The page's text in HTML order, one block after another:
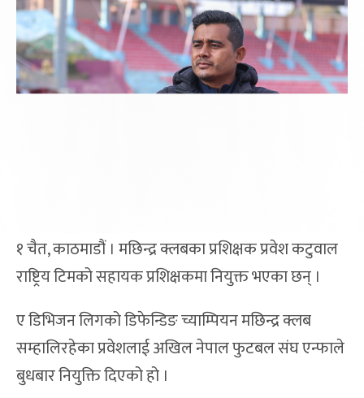
१ चैत, काठमाडौं । मछिन्द्र क्लबका प्रशिक्षक प्रवेश कटुवाल
राष्ट्रिय टिमको सहायक प्रशिक्षकमा नियुक्त भएका छन् ।
ए डिभिजन लिगको डिफेन्डिङ च्याम्पियन मछिन्द्र क्लब
सम्हालिरहेका प्रवेशलाई अखिल नेपाल फुटबल संघ एन्फाले
बुधबार नियुक्ति दिएको हो ।